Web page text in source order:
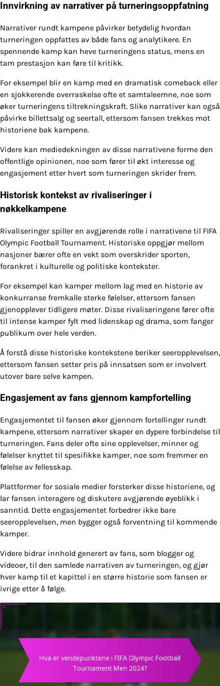
Innvirkning av narrativer på turneringsoppfatning
Narrativer rundt kampene påvirker betydelig hvordan
turneringen oppfattes av både fans og analytikere. En
spennende kamp kan heve turneringens status, mens en
tam prestasjon kan føre til kritikk.
For eksempel blir en kamp med en dramatisk comeback eller
en sjokkerende overraskelse ofte et samtaleemne, noe som
øker turneringens tiltrekningskraft. Slike narrativer kan også
påvirke billettsalg og seertall, ettersom fansen trekkes mot
historiene bak kampene.
Videre kan mediedekningen av disse narrativene forme den
offentlige opinionen, noe som fører til økt interesse og
engasjement etter hvert som turneringen skrider frem.
Historisk kontekst av rivaliseringer i
nøkkelkampene
Rivaliseringer spiller en avgjørende rolle i narrativene til FIFA
Olympic Football Tournament. Historiske oppgjør mellom
nasjoner bærer ofte en vekt som overskrider sporten,
forankret i kulturelle og politiske kontekster.
For eksempel kan kamper mellom lag med en historie av
konkurranse fremkalle sterke følelser, ettersom fansen
gjenopplever tidligere møter. Disse rivaliseringene fører ofte
til intense kamper fylt med lidenskap og drama, som fanger
publikum over hele verden.
Å forstå disse historiske kontekstene beriker seeropplevelsen,
ettersom fansen setter pris på innsatsen som er involvert
utover bare selve kampen.
Engasjement av fans gjennom kampfortelling
Engasjementet til fansen øker gjennom fortellinger rundt
kampene, ettersom narrativer skaper en dypere forbindelse til
turneringen. Fans deler ofte sine opplevelser, minner og
følelser knyttet til spesifikke kamper, noe som fremmer en
følelse av fellesskap.
Plattformer for sosiale medier forsterker disse historiene, og
lar fansen interagere og diskutere avgjørende øyeblikk i
sanntid. Dette engasjementet forbedrer ikke bare
seeropplevelsen, men bygger også forventning til kommende
kamper.
Videre bidrar innhold generert av fans, som blogger og
videoer, til den samlede narrativen av turneringen, og gjør
hver kamp til et kapittel i en større historie som fansen er
ivrige etter å følge.